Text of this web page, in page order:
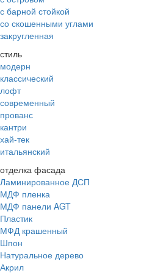
с барной стойкой
со скошенными углами
закругленная
стиль
модерн
классический
лофт
современный
прованс
кантри
хай-тек
итальянский
отделка фасада
Ламинированное ДСП
МДФ пленка
МДФ панели AGT
Пластик
МФД крашенный
Шпон
Натуральное дерево
Акрил